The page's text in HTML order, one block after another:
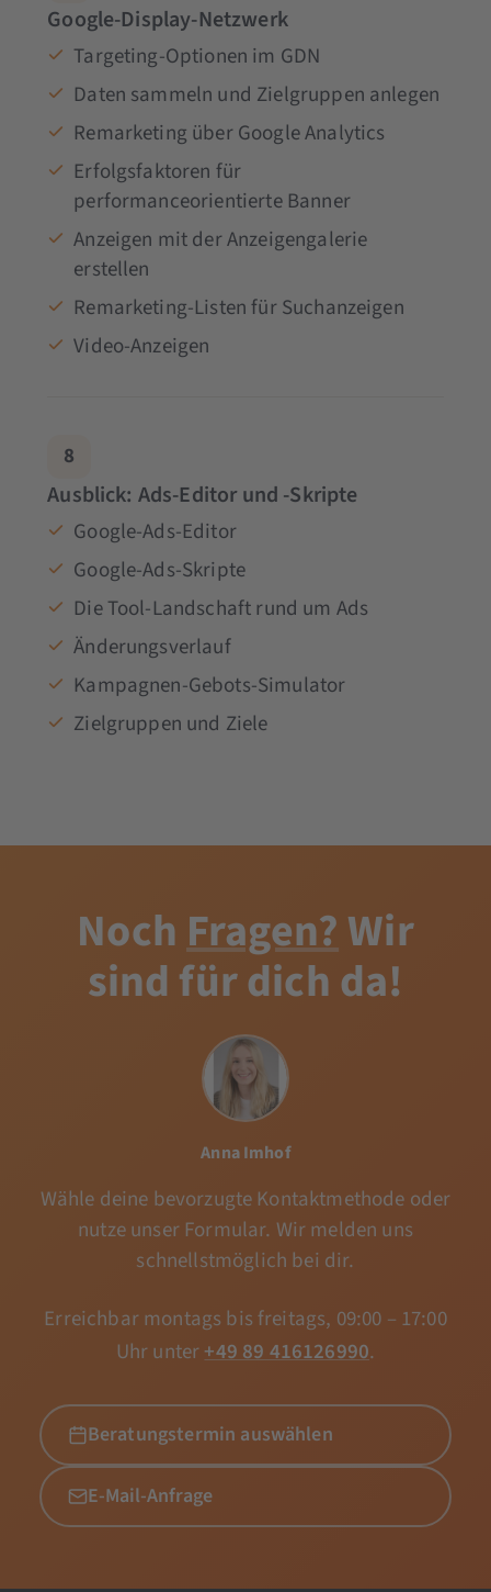
Google-Display-Netzwerk
Targeting-Optionen im GDN
Daten sammeln und Zielgruppen anlegen
Remarketing über Google Analytics
Erfolgsfaktoren für
performanceorientierte Banner
Anzeigen mit der Anzeigengalerie
erstellen
Remarketing-Listen für Suchanzeigen
Video-Anzeigen
8
Ausblick: Ads-Editor und -Skripte
Google-Ads-Editor
Google-Ads-Skripte
Die Tool-Landschaft rund um Ads
Änderungsverlauf
Kampagnen-Gebots-Simulator
Zielgruppen und Ziele
NochFragen?Wir
sind für dich da!
Anna Imhof
Wähle deine bevorzugte Kontaktmethode oder
nutze unser Formular. Wir melden uns
schnellstmöglich bei dir.
Erreichbar montags bis freitags, 09:00 – 17:00
Uhr unter+49 89 416126990.
Beratungstermin auswählen
E-Mail-Anfrage